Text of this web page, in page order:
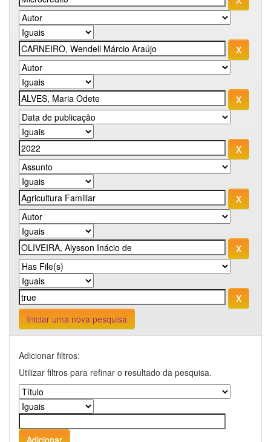
Iniciar uma nova pesquisa
Adicionar filtros:
Utilizar filtros para refinar o resultado da pesquisa.